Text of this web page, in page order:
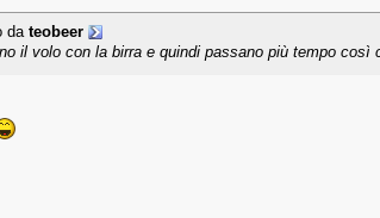
dateobeer
il volo con la birra e quindi passano più tempo così